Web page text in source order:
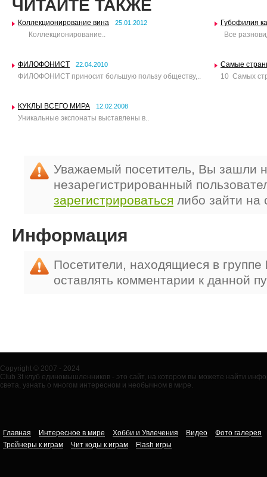
ЧИТАЙТЕ ТАКЖЕ
Коллекционирование вина 25.01.2012
Коллекционирование..
Губофилия
Все
ФИЛОФОНИСТ 22.04.2010
ФИЛОФОНИСТ приносит большую пользу обществу,..
Самые
10 Самых
КУКЛЫ ВСЕГО МИРА 12.02.2008
Уникальные экспонаты выставлены в..
Уважаемый посетитель, Вы зашли
незарегистрированный
зарегистрироваться либо зайти на
Информация
Посетители, находящиеся в группе
оставлять комментарии к данной
Copyright © 2007 - 2024
Club 3t клуб единомышленников - это сайт, на котором вы можете найти
света, узнать о многом интересном и необычном в мире.
Главная Интересное в мире Хобби и Увлечения Видео
Фото галерея
Трейнеры к играм
Чит коды к играм Flash игры